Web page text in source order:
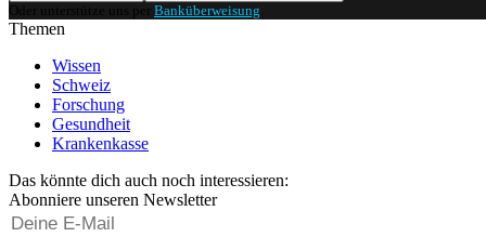
Oder unterstütze uns per Banküberweisung
Themen
Wissen
Schweiz
Forschung
Gesundheit
Krankenkasse
Das könnte dich auch noch interessieren:
Abonniere unseren Newsletter